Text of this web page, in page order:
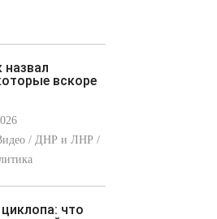
вскоре
Видео / ДНР и ЛНР /